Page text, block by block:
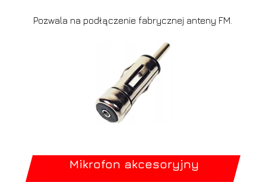
Pozwala na podłączenie fabrycznej anteny FM.
Mikrofon akcesoryjny